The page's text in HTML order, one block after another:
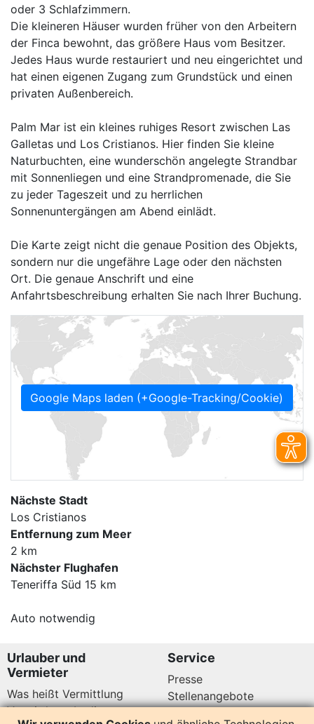
oder 3 Schlafzimmern.
Die kleineren Häuser wurden früher von den Arbeitern
der Finca bewohnt, das größere Haus vom Besitzer.
Jedes Haus wurde restauriert und neu eingerichtet und
hat einen eigenen Zugang zum Grundstück und einen
privaten Außenbereich.
Palm Mar ist ein kleines ruhiges Resort zwischen Las
Galletas und Los Cristianos. Hier finden Sie kleine
Naturbuchten, eine wunderschön angelegte Strandbar
mit Sonnenliegen und eine Strandpromenade, die Sie
zu jeder Tageszeit und zu herrlichen
Sonnenuntergängen am Abend einlädt.
Die Karte zeigt nicht die genaue Position des Objekts,
sondern nur die ungefähre Lage oder den nächsten
Ort. Die genaue Anschrift und eine
Anfahrtsbeschreibung erhalten Sie nach Ihrer Buchung.
Google Maps laden (+Google-Tracking/Cookie)
Nächste Stadt
Los Cristianos
Entfernung zum Meer
2 km
Nächster Flughafen
Teneriffa Süd 15 km
Auto notwendig
Urlauber und
Vermieter
Was heißt Vermittlung
Vermittlungsbedingungen
Service
Presse
Stellenangebote